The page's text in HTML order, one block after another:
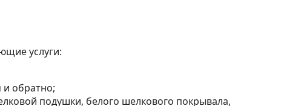
услуги:
и обратно;
подушки, белого шелкового покрывала,